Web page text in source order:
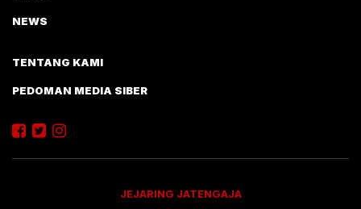
NEWS
TENTANG KAMI
PEDOMAN MEDIA SIBER
JEJARING JATENGAJA